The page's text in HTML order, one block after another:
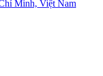
Minh, Việt Nam